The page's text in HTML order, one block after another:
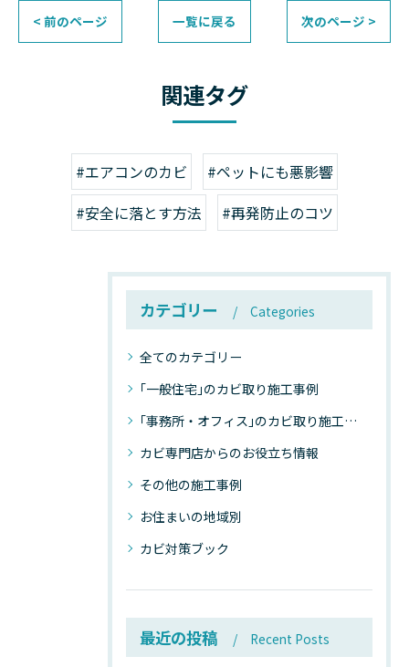
< 前のページ 一覧に戻る 次のページ >
関連タグ
#エアコンのカビ
#ペットにも悪影響
#安全に落とす方法
#再発防止のコツ
カテゴリー Categories
全てのカテゴリー
｢一般住宅｣のカビ取り施工事例
｢事務所・オフィス｣のカビ取り施工事例
カビ専門店からのお役立ち情報
その他の施工事例
お住まいの地域別
カビ対策ブック
最近の投稿 Recent Posts